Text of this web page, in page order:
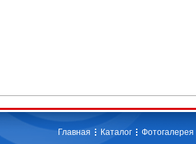
Главная Каталог Фотогалерея